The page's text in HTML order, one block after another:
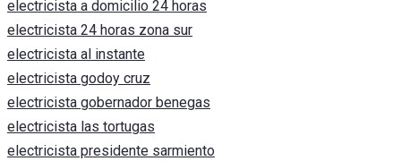
electricista a domicilio 24 horas
electricista 24 horas zona sur
electricista al instante
electricista godoy cruz
electricista gobernador benegas
electricista las tortugas
electricista presidente sarmiento